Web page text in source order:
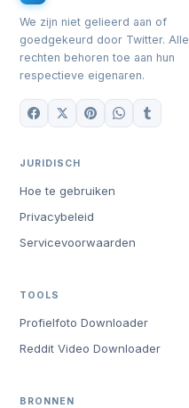
We zijn niet gelieerd aan of
goedgekeurd door Twitter. Alle
rechten behoren toe aan hun
respectieve eigenaren.
JURIDISCH
Hoe te gebruiken
Privacybeleid
Servicevoorwaarden
TOOLS
Profielfoto Downloader
Reddit Video Downloader
BRONNEN